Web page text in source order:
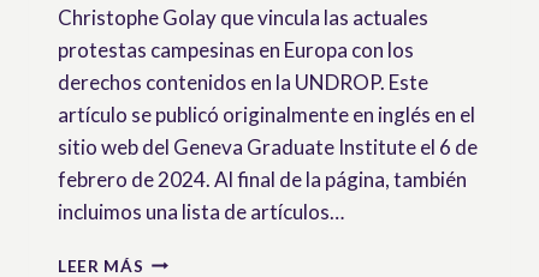
Christophe Golay que vincula las actuales
protestas campesinas en Europa con los
derechos contenidos en la UNDROP. Este
artículo se publicó originalmente en inglés en el
sitio web del Geneva Graduate Institute el 6 de
febrero de 2024. Al final de la página, también
incluimos una lista de artículos…
LEER MÁS MANIFESTACIONES